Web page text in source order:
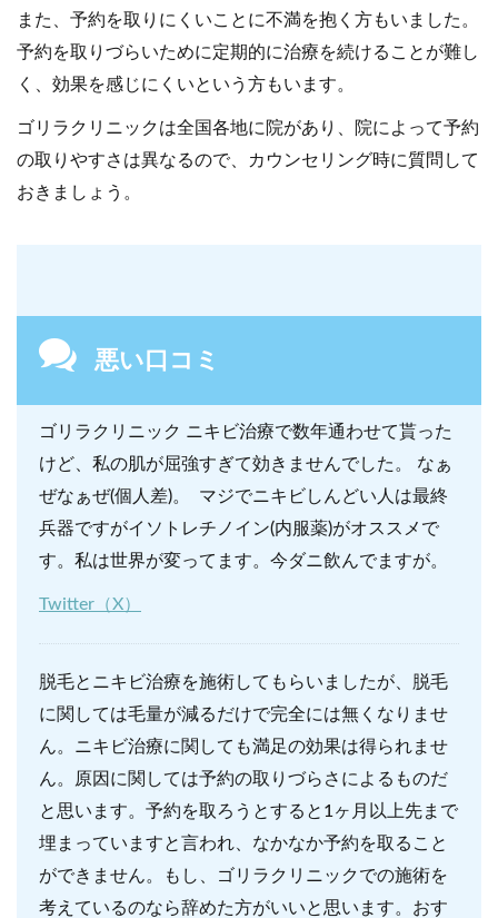
また、予約を取りにくいことに不満を抱く方もいました。
予約を取りづらいために定期的に治療を続けることが難し
く、効果を感じにくいという方もいます。
ゴリラクリニックは全国各地に院があり、院によって予約
の取りやすさは異なるので、カウンセリング時に質問して
おきましょう。
悪い口コミ
ゴリラクリニック ニキビ治療で数年通わせて貰った
けど、私の肌が屈強すぎて効きませんでした。 なぁ
ぜなぁぜ(個人差)。 マジでニキビしんどい人は最終
兵器ですがイソトレチノイン(内服薬)がオススメで
す。私は世界が変ってます。今ダニ飲んでますが。
Twitter（X）
脱毛とニキビ治療を施術してもらいましたが、脱毛
に関しては毛量が減るだけで完全には無くなりませ
ん。ニキビ治療に関しても満足の効果は得られませ
ん。原因に関しては予約の取りづらさによるものだ
と思います。予約を取ろうとすると1ヶ月以上先まで
埋まっていますと言われ、なかなか予約を取ること
ができません。もし、ゴリラクリニックでの施術を
考えているのなら辞めた方がいいと思います。おす